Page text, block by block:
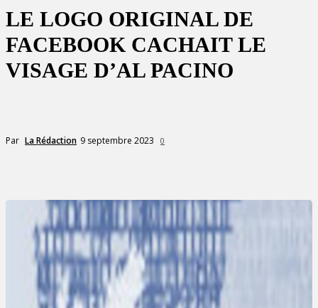
LE LOGO ORIGINAL DE
FACEBOOK CACHAIT LE
VISAGE D’AL PACINO
Par La Rédaction 9 septembre 2023 0